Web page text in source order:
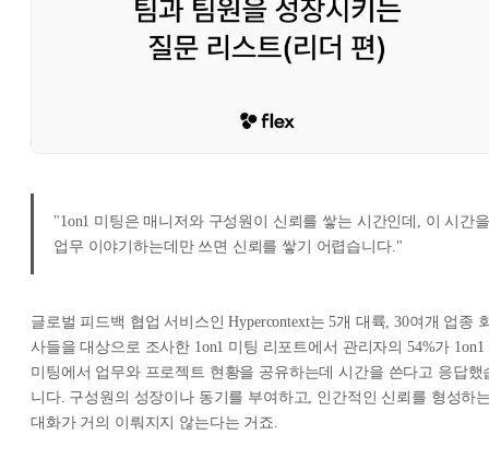
"1on1 미팅은 매니저와 구성원이 신뢰를 쌓는 시간인데, 이 시간을
업무 이야기하는데만 쓰면 신뢰를 쌓기 어렵습니다."
글로벌 피드백 협업 서비스인 Hypercontext는 5개 대륙, 30여개 업종
사들을 대상으로 조사한 1on1 미팅 리포트에서 관리자의 54%가 1on1
미팅에서 업무와 프로젝트 현황을 공유하는데 시간을 쓴다고 응답했
니다. 구성원의 성장이나 동기를 부여하고, 인간적인 신뢰를 형성하
대화가 거의 이뤄지지 않는다는 거죠.